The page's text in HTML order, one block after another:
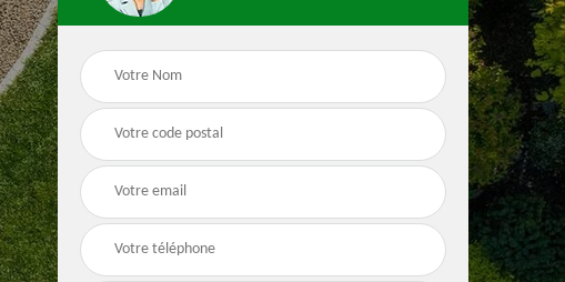
et
73
Entretient parc et
jardin 73
Taille de haies et
arbustes 73